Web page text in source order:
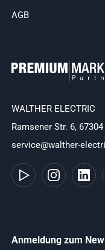
AGB
WALTHER ELECTRIC
Ramsener Str. 6,
service@walther-
Anmeldung zum